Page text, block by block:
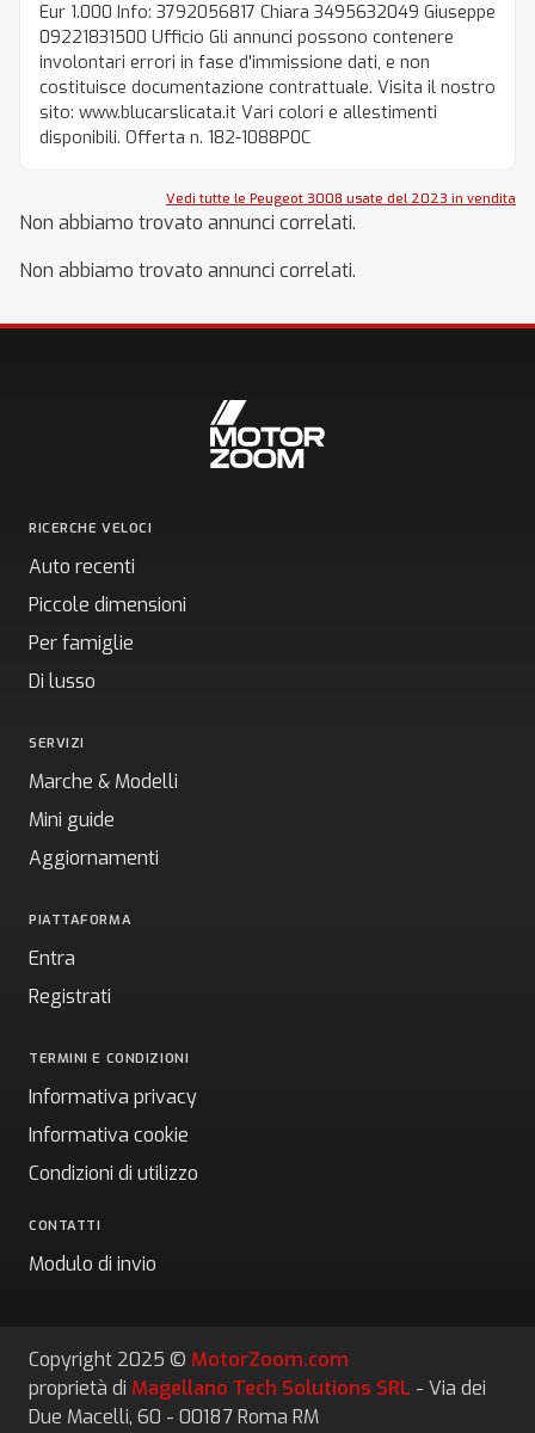
Eur 1.000 Info: 3792056817 Chiara 3495632049 Giuseppe
09221831500 Ufficio Gli annunci possono contenere
involontari errori in fase d'immissione dati, e non
costituisce documentazione contrattuale. Visita il nostro
sito: www.blucarslicata.it Vari colori e allestimenti
disponibili. Offerta n. 182-1088P0C
Vedi tutte le Peugeot 3008 usate del 2023 in vendita
Non abbiamo trovato annunci correlati.
Non abbiamo trovato annunci correlati.
RICERCHE VELOCI
Auto recenti
Piccole dimensioni
Per famiglie
Di lusso
SERVIZI
Marche & Modelli
Mini guide
Aggiornamenti
PIATTAFORMA
Entra
Registrati
TERMINI E CONDIZIONI
Informativa privacy
Informativa cookie
Condizioni di utilizzo
CONTATTI
Modulo di invio
Copyright 2025 © MotorZoom.com
proprietà di Magellano Tech Solutions SRL - Via dei
Due Macelli, 60 - 00187 Roma RM